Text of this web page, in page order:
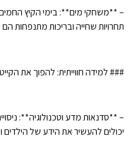
– **משחקי מים**: בימי הקיץ
תחרויות שחייה ובריכות מתנפחות
### למידה חווייתית: להפוך את
– **סדנאות מדע וטכנולוגיה**:
יכולים להעשיר את הידע של הילדים